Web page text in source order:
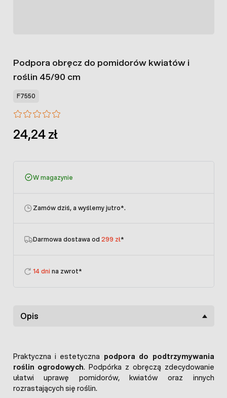
Podpora obręcz do pomidorów kwiatów i
roślin 45/90 cm
F7550
24,24 zł
W magazynie
Zamów dziś, a wyślemy jutro*.
Darmowa dostawa od 299 zł*
14 dni na zwrot*
Opis
Praktyczna i estetyczna podpora do podtrzymywania
roślin ogrodowych. Podpórka z obręczą zdecydowanie
ułatwi uprawę pomidorów, kwiatów oraz innych
rozrastających się roślin.